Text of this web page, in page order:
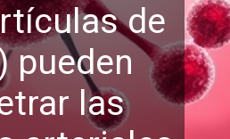
de
pueden
las